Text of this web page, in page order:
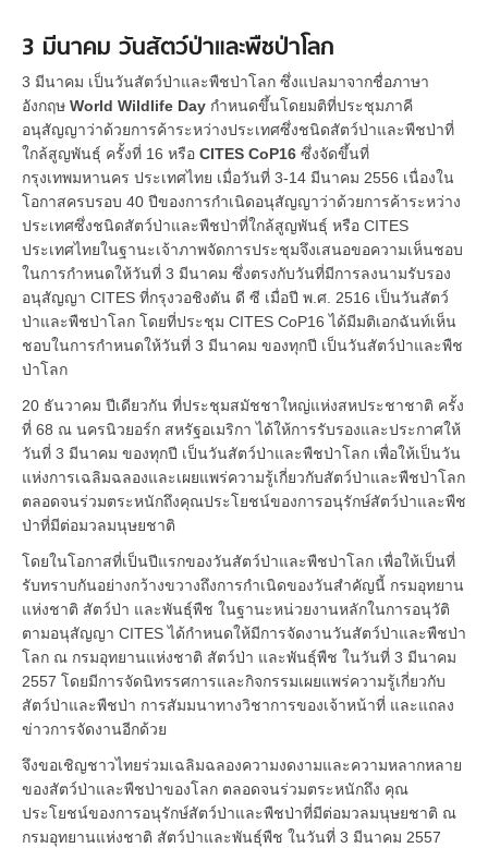
3 มีนาคม วันสัตว์ป่าและพืชป่าโลก
3 มีนาคม เป็นวันสัตว์ป่าและพืชป่าโลก ซึ่งแปลมาจากชื่อภาษา
อังกฤษ World Wildlife Day กำหนดขึ้นโดยมติที่ประชุมภาคี
อนุสัญญาว่าด้วยการค้าระหว่างประเทศซึ่งชนิดสัตว์ป่าและพืชป่าที่
ใกล้สูญพันธุ์ ครั้งที่ 16 หรือ CITES CoP16 ซึ่งจัดขึ้นที่
กรุงเทพมหานคร ประเทศไทย เมื่อวันที่ 3-14 มีนาคม 2556 เนื่องใน
โอกาสครบรอบ 40 ปีของการกำเนิดอนุสัญญาว่าด้วยการค้าระหว่าง
ประเทศซึ่งชนิดสัตว์ป่าและพืชป่าที่ใกล้สูญพันธุ์ หรือ CITES
ประเทศไทยในฐานะเจ้าภาพจัดการประชุมจึงเสนอขอความเห็นชอบ
ในการกำหนดให้วันที่ 3 มีนาคม ซึ่งตรงกับวันที่มีการลงนามรับรอง
อนุสัญญา CITES ที่กรุงวอชิงตัน ดี ซี เมื่อปี พ.ศ. 2516 เป็นวันสัตว์
ป่าและพืชป่าโลก โดยที่ประชุม CITES CoP16 ได้มีมติเอกฉันท์เห็น
ชอบในการกำหนดให้วันที่ 3 มีนาคม ของทุกปี เป็นวันสัตว์ป่าและพืช
ป่าโลก
20 ธันวาคม ปีเดียวกัน ที่ประชุมสมัชชาใหญ่แห่งสหประชาชาติ ครั้ง
ที่ 68 ณ นครนิวยอร์ก สหรัฐอเมริกา ได้ให้การรับรองและประกาศให้
วันที่ 3 มีนาคม ของทุกปี เป็นวันสัตว์ป่าและพืชป่าโลก เพื่อให้เป็นวัน
แห่งการเฉลิมฉลองและเผยแพร่ความรู้เกี่ยวกับสัตว์ป่าและพืชป่าโลก
ตลอดจนร่วมตระหนักถึงคุณประโยชน์ของการอนุรักษ์สัตว์ป่าและพืช
ป่าที่มีต่อมวลมนุษยชาติ
โดยในโอกาสที่เป็นปีแรกของวันสัตว์ป่าและพืชป่าโลก เพื่อให้เป็นที่
รับทราบกันอย่างกว้างขวางถึงการกำเนิดของวันสำคัญนี้ กรมอุทยาน
แห่งชาติ สัตว์ป่า และพันธุ์พืช ในฐานะหน่วยงานหลักในการอนุวัติ
ตามอนุสัญญา CITES ได้กำหนดให้มีการจัดงานวันสัตว์ป่าและพืชป่า
โลก ณ กรมอุทยานแห่งชาติ สัตว์ป่า และพันธุ์พืช ในวันที่ 3 มีนาคม
2557 โดยมีการจัดนิทรรศการและกิจกรรมเผยแพร่ความรู้เกี่ยวกับ
สัตว์ป่าและพืชป่า การสัมมนาทางวิชาการของเจ้าหน้าที่ และแถลง
ข่าวการจัดงานอีกด้วย
จึงขอเชิญชาวไทยร่วมเฉลิมฉลองความงดงามและความหลากหลาย
ของสัตว์ป่าและพืชป่าของโลก ตลอดจนร่วมตระหนักถึง คุณ
ประโยชน์ของการอนุรักษ์สัตว์ป่าและพืชป่าที่มีต่อมวลมนุษยชาติ ณ
กรมอุทยานแห่งชาติ สัตว์ป่าและพันธุ์พืช ในวันที่ 3 มีนาคม 2557